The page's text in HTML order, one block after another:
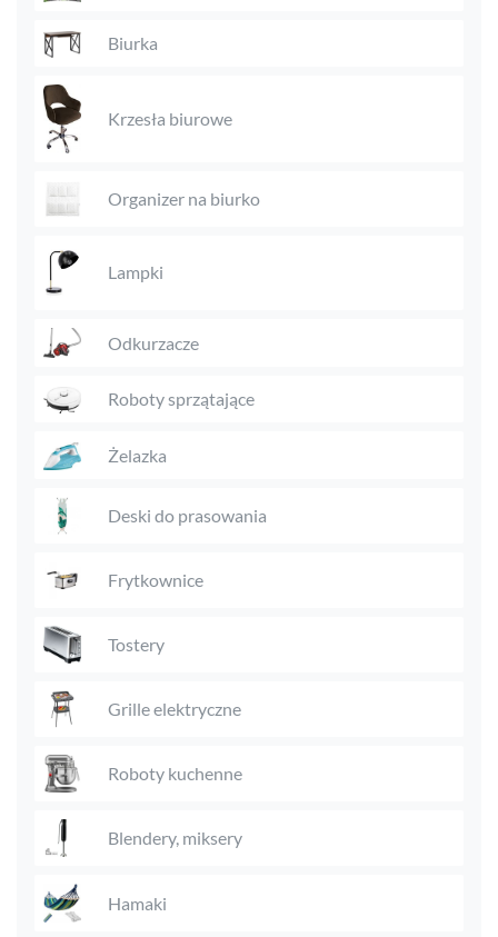
Biurka
Krzesła biurowe
Organizer na biurko
Lampki
Odkurzacze
Roboty sprzątające
Żelazka
Deski do prasowania
Frytkownice
Tostery
Grille elektryczne
Roboty kuchenne
Blendery, miksery
Hamaki